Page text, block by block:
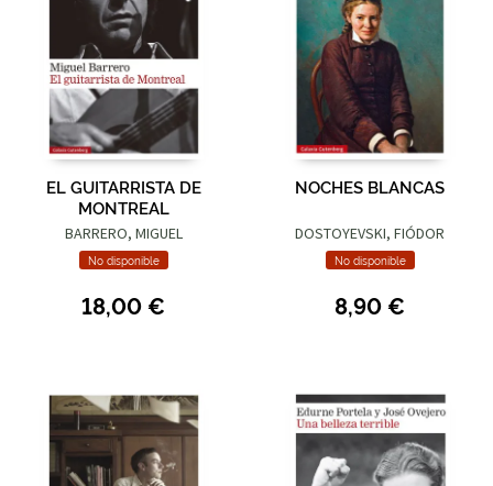
EL GUITARRISTA DE
MONTREAL
BARRERO, MIGUEL
No disponible
18,00 €
NOCHES BLANCAS
DOSTOYEVSKI, FIÓDOR
No disponible
8,90 €